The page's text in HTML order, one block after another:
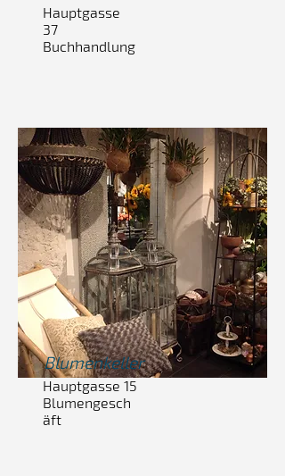
Hauptgasse
37
Buchhandlung
Blumenkeller
​Hauptgasse 15
Blumengesch
äft